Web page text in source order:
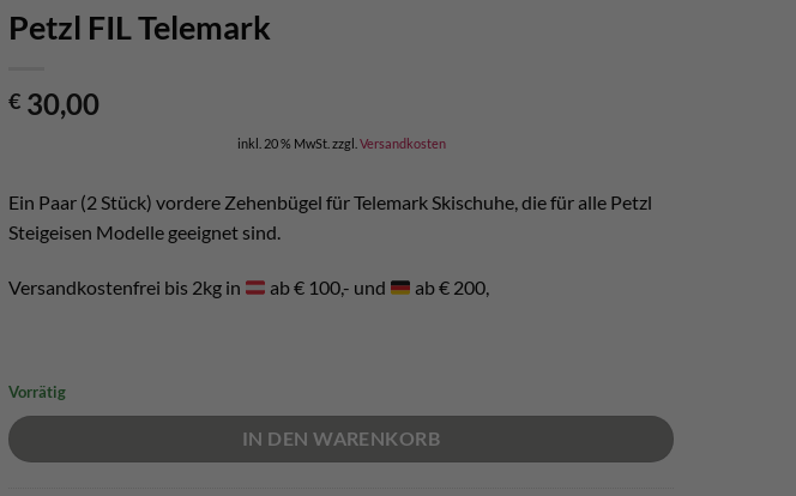
Petzl FIL Telemark
€ 30,00
inkl. 20 % MwSt. zzgl. Versandkosten
Ein Paar (2 Stück) vordere Zehenbügel für Telemark Skischuhe, die für alle Petzl
Steigeisen Modelle geeignet sind.
Versandkostenfrei bis 2kg in ab € 100,- und ab € 200,
Vorrätig
IN DEN WARENKORB